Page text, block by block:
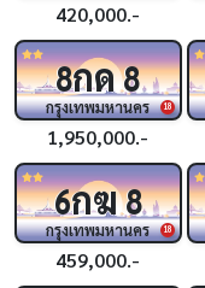
420,000.-
18
8กด8
กรุงเทพมหานคร
1,950,000.-
18
6กฆ8
กรุงเทพมหานคร
459,000.-